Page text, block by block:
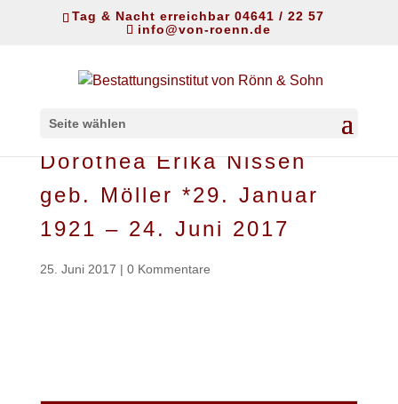
Tag & Nacht erreichbar 04641 / 22 57
info@von-roenn.de
Seite wählen
Dorothea Erika Nissen
geb. Möller *29. Januar
1921 – 24. Juni 2017
25. Juni 2017 | 0 Kommentare